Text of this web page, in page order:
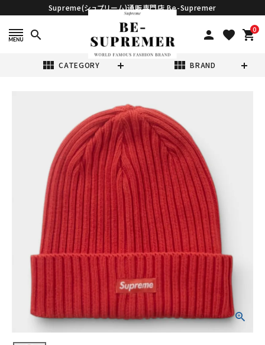
Supreme(シュプリーム)通販専門店 Be-Supremer
search person favorite 0
shopping_cart
view_module CATEGORY view_module BRAND
Supreme シュプ
リーム 2026SS
Overdyed
Beanie オーバー
ダイド ビーニー
オレンジ
(税込)
NEW ITEMS
CATEGORY